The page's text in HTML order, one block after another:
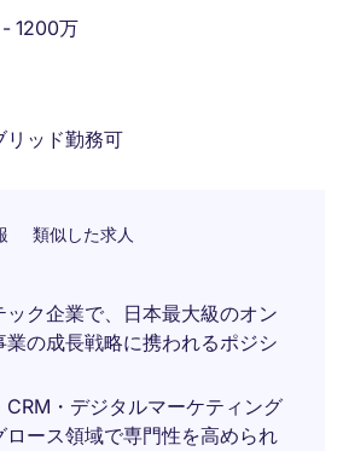
1200万
リッド勤務可
類似した求人
ック企業で、日本最大級のオン
業の成長戦略に携われるポジシ
CRM・デジタルマーケティング
ロース領域で専門性を高められ